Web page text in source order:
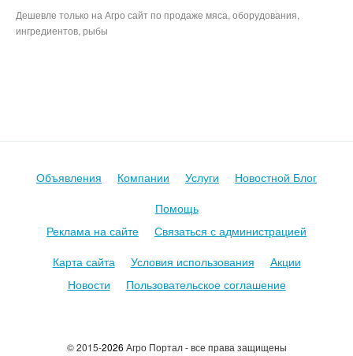
Дешевле только на Агро сайт по продаже мяса, оборудования,
ингредиентов, рыбы
© 2015-2026 Агро Портал - все права защищены
Объявления Компании Услуги
Новостной Блог
Помощь
Реклама на сайте
Связаться с администрацией
Карта сайта
Условия использования
Акции
Новости
Пользовательское соглашение